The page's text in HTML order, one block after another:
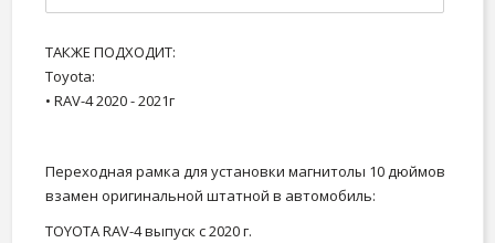
ТАКЖЕ ПОДХОДИТ:
Toyota:
• RAV-4 2020 - 2021г
Переходная рамка для установки магнитолы 10 дюймов
взамен оригинальной штатной в автомобиль:
TOYOTA RAV-4 выпуск c 2020 г.